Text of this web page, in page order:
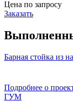
Цена по запросу
Заказать
Барная стойка из
Подробнее о
ГУМ